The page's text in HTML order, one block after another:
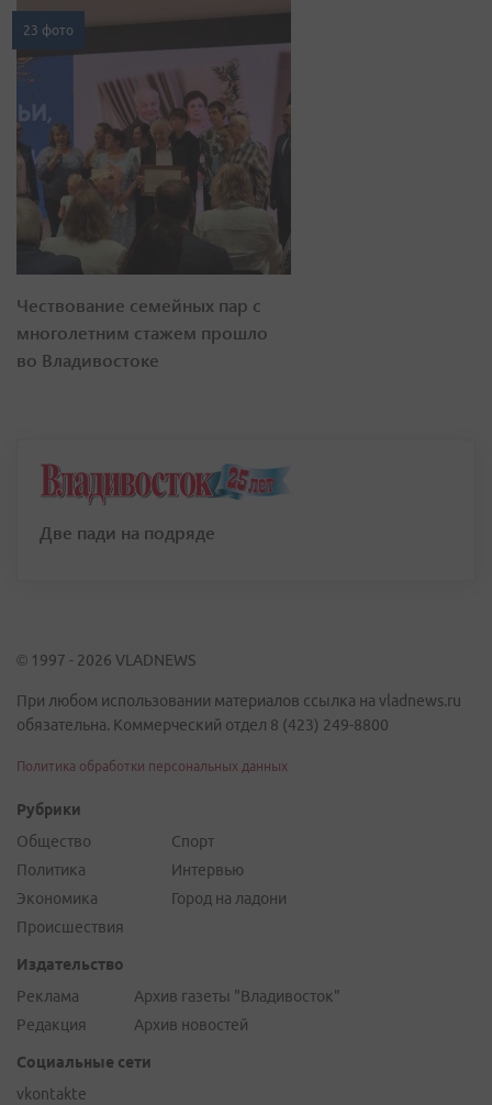
23 фото
Чествование семейных пар с
многолетним стажем прошло
во Владивостоке
Две пади на подряде
© 1997 - 2026 VLADNEWS
При любом использовании материалов ссылка на vladnews.ru
обязательна. Коммерческий отдел 8 (423) 249-8800
Политика обработки персональных данных
Рубрики
Общество
Политика
Экономика
Происшествия
Спорт
Интервью
Город на ладони
Издательство
Реклама
Редакция
Архив газеты "Владивосток"
Архив новостей
Социальные сети
vkontakte